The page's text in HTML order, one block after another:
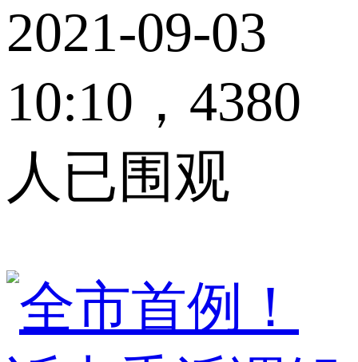
2021-09-03
10:10，4380
人已围观